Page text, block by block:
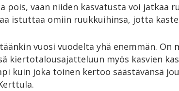
pois, vaan niiden kasvatusta voi jatkaa
istuttaa omiin ruukkuihinsa, jotta
vuosi vuodelta yhä enemmän. On
myös kasvien
kuin joka toinen kertoo säästävänsä